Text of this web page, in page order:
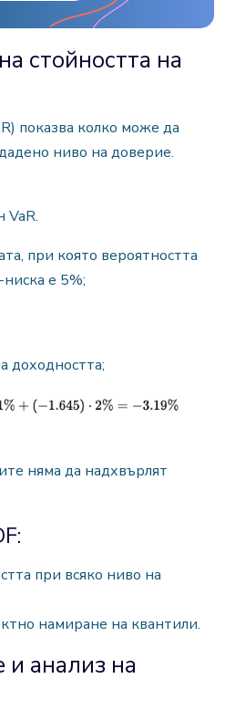
стойността на
показва колко може да
ниво на доверие.
при която вероятността
е 5%;
доходността;
няма да надхвърлят
при всяко ниво на
намиране на квантили.
и анализ на